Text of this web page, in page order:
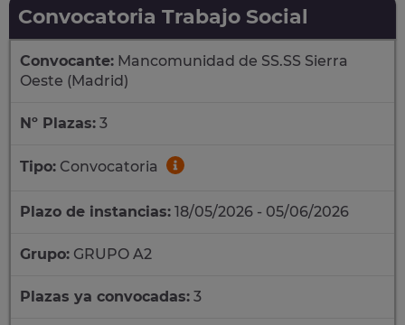
Convocatoria Trabajo Social
Convocante: Mancomunidad de SS.SS Sierra
Oeste (Madrid)
Nº Plazas: 3
Tipo: Convocatoria
Plazo de instancias: 18/05/2026 - 05/06/2026
Grupo: GRUPO A2
Plazas ya convocadas: 3